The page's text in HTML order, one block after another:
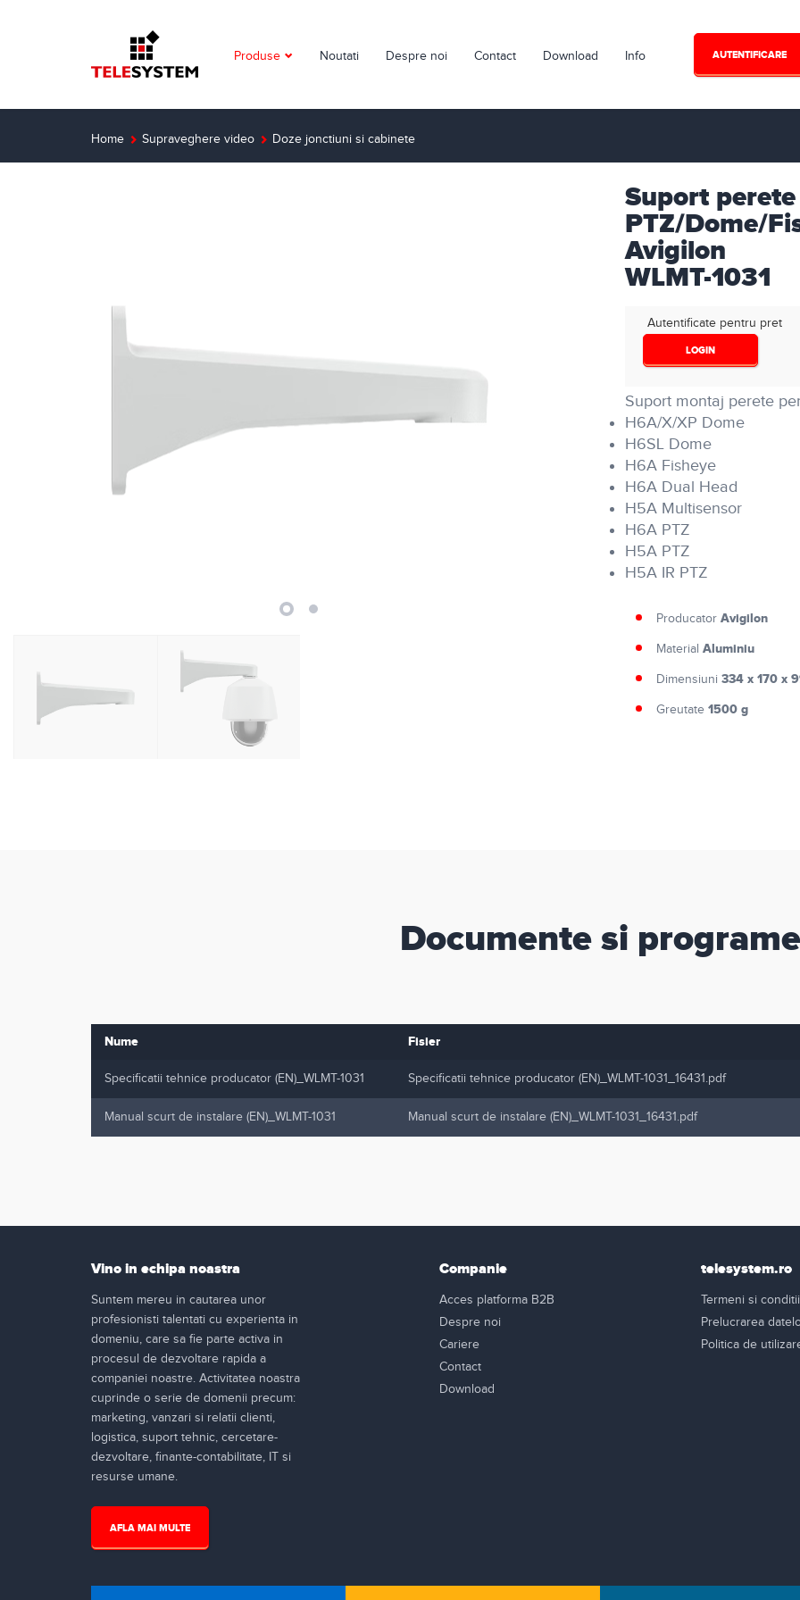
Produse
Detectie incendiu
Noutati Despre noi Contact Download Info AUTENTIFICARE
Home Supraveghere video Doze jonctiuni si cabinete
Suport
PTZ/Dome/
Avigilon
WLMT-1031
Autentificate pentru pret
LOGIN
Suport montaj perete
H6A/X/XP Dome
H6SL Dome
H6A Fisheye
H6A Dual Head
H5A Multisensor
H6A PTZ
H5A PTZ
H5A IR PTZ
Producator Avigilon
Material Aluminiu
Dimensiuni 334 x 170 x
Greutate 1500 g
Documente si programe
Nume Fisier
Specificatii tehnice producator (EN)_WLMT-1031 Specificatii tehnice producator (EN)_WLMT-1031_16431.pdf
Manual scurt de instalare (EN)_WLMT-1031 Manual scurt de instalare (EN)_WLMT-1031_16431.pdf
Vino in echipa noastra
Suntem mereu in cautarea unor
profesionisti talentati cu experienta in
domeniu, care sa fie parte activa in
procesul de dezvoltare rapida a
companiei noastre. Activitatea noastra
cuprinde o serie de domenii precum:
marketing, vanzari si relatii clienti,
logistica, suport tehnic, cercetare-
dezvoltare, finante-contabilitate, IT si
resurse umane.
AFLA MAI MULTE
Companie
Acces platforma B2B
Despre noi
Cariere
Contact
Download
telesystem.ro
Termeni si conditii
Prelucrarea
Politica de